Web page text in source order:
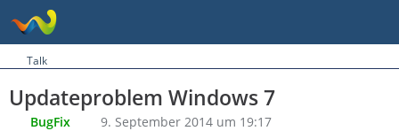
Talk
Updateproblem Windows 7
BugFix 9. September 2014 um 19:17